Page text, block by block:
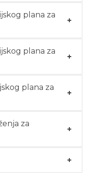
plana za
plana za
plana za
za